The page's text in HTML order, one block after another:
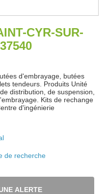
CYR-SUR-
d'embrayage, butées
tendeurs. Produits Unité
distribution, de suspension,
Kits de rechange
d'ingénierie
de recherche
ALERTE